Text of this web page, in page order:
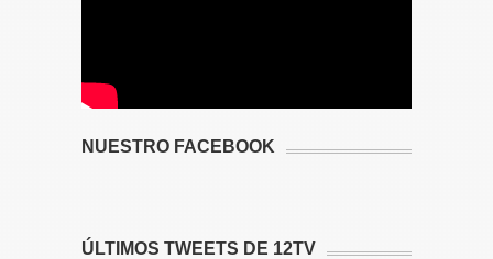
NUESTRO FACEBOOK
ÚLTIMOS TWEETS DE 12TV